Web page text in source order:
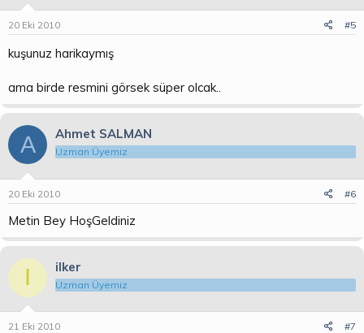
20 Eki 2010 #5
kuşunuz harikaymış
ama birde resmini görsek süper olcak..
A Ahmet SALMAN
Uzman Üyemiz
20 Eki 2010 #6
Metin Bey HoşGeldiniz
I ilker
Uzman Üyemiz
21 Eki 2010 #7